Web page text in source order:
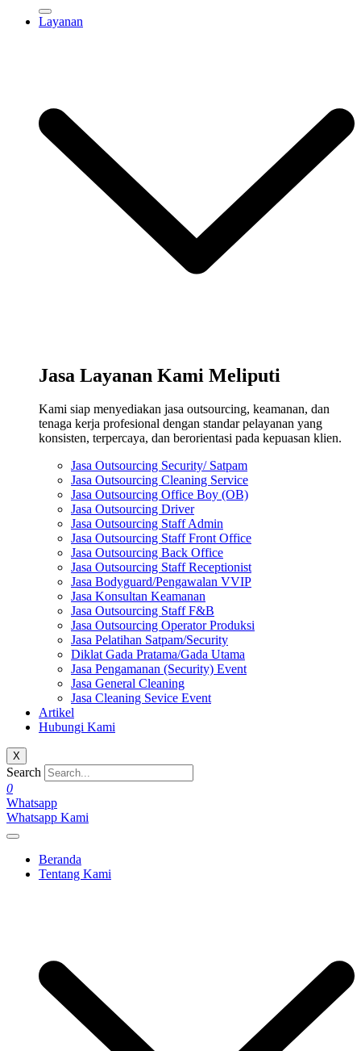
Layanan
Jasa Layanan Kami Meliputi
Kami siap menyediakan jasa outsourcing, keamanan, dan
tenaga kerja profesional dengan standar pelayanan yang
konsisten, terpercaya, dan berorientasi pada kepuasan klien.
Jasa Outsourcing Security/ Satpam
Jasa Outsourcing Cleaning Service
Jasa Outsourcing Office Boy (OB)
Jasa Outsourcing Driver
Jasa Outsourcing Staff Admin
Jasa Outsourcing Staff Front Office
Jasa Outsourcing Back Office
Jasa Outsourcing Staff Receptionist
Jasa Bodyguard/Pengawalan VVIP
Jasa Konsultan Keamanan
Jasa Outsourcing Staff F&B
Jasa Outsourcing Operator Produksi
Jasa Pelatihan Satpam/Security
Diklat Gada Pratama/Gada Utama
Jasa Pengamanan (Security) Event
Jasa General Cleaning
Jasa Cleaning Sevice Event
Artikel
Hubungi Kami
X
Search
0
Whatsapp
Whatsapp Kami
Beranda
Tentang Kami